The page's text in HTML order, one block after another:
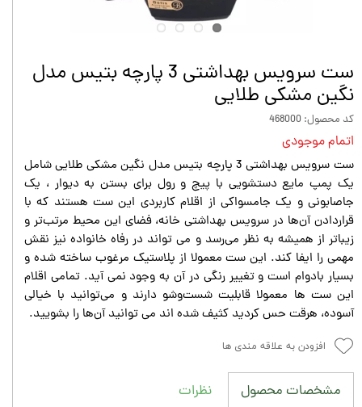
ست سرویس بهداشتی 3 پارچه بتيس مدل
نگين مشكى طلايى
کد محصول: 468000
اتمام موجودی
ست سرویس بهداشتی 3 پارچه بتيس مدل نگين مشكى طلايى شامل
یک پمپ مایع دستشویی با پیچ و رول برای بستن به دیوار ، یک
جا‌صابونی و یک جا‌مسواکی از اقلام کاربردی این ست هستند که با
قراردادن آن‌ها در سرویس بهداشتی خانه، فضای این محیط مرتب‌تر و
زیباتر از همیشه به نظر می‌رسد و می تواند در رفاه خانواده نیز نقش
مهمی را ایفا کند. این ست معمولا از پلاستیک مرغوب ساخته شده و
بسیار بادوام است و تغییر رنگی در آن به وجود نمی آید. تمامی اقلام
این ست ها معمولا قابلیت شست‌وشو دارند و می‌توانید با خیالی
آسوده، هرقت حس کردید کثیف شده اند می توانید آن‌ها را بشویید.
افزودن به علاقه مندی ها
مشخصات محصول نظرات